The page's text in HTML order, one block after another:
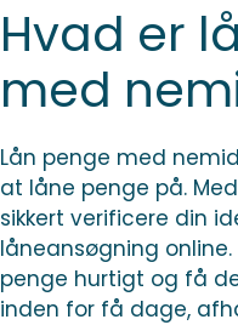
Hvad er
med
Lån penge med
at låne penge på.
sikkert verificere din
låneansøgning
penge hurtigt og få
inden for få dage,